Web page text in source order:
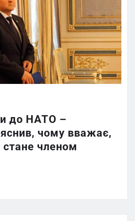
до НАТО –
чому вважає,
членом